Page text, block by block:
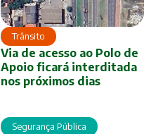
Trânsito
Via de acesso ao Polo de
Apoio ficará interditada
nos próximos dias
Segurança Pública